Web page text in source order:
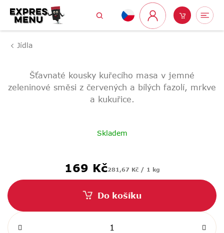
obsah
Hledat
Přihlášení
Nákupní
košík
Jídla
Šťavnaté kousky kuřecího masa v jemné
zeleninové směsi z červených a bílých fazolí, mrkve
a kukuřice.
Skladem
169 KčMěrná
cena:
281,67 Kč / 1 kg
Do košíku